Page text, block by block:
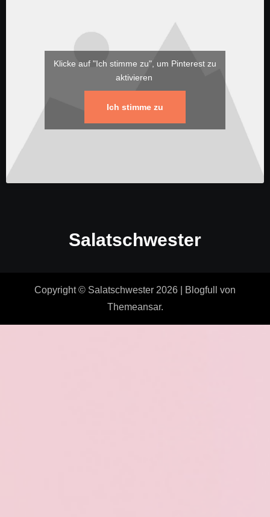
Klicke auf "Ich stimme zu", um Pinterest zu
aktivieren
Ich stimme zu
Salatschwester
Copyright © Salatschwester 2026 Blogfull
von
Themeansar.